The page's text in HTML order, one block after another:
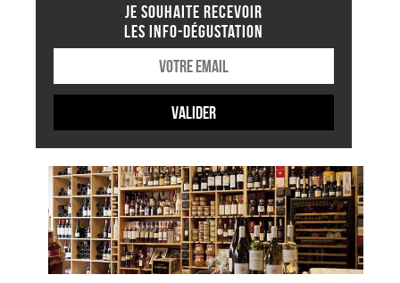
JE SOUHAITE RECEVOIR
LES INFO-DÉGUSTATION